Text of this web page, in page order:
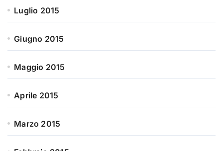
Luglio 2015
Giugno 2015
Maggio 2015
Aprile 2015
Marzo 2015